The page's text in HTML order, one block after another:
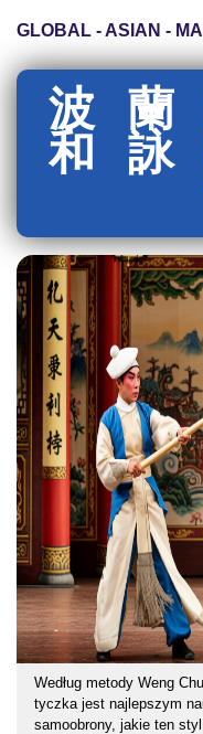
- ASIAN -
波
和
Według metody Weng
tyczka jest najlepszym
samoobrony, jakie ten